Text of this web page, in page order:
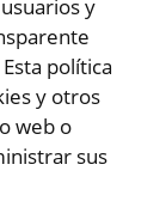
y
política
y otros
web o
sus